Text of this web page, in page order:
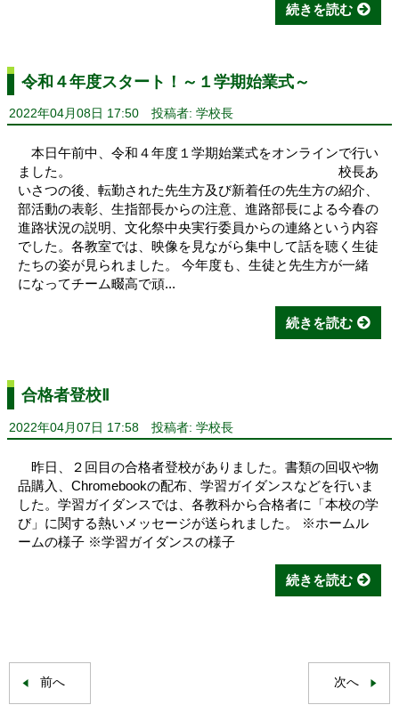
続きを読む
令和４年度スタート！～１学期始業式～
2022年04月08日 17:50 投稿者: 学校長
本日午前中、令和４年度１学期始業式をオンラインで行い
ました。 校長あ
いさつの後、転勤された先生方及び新着任の先生方の紹介、
部活動の表彰、生指部長からの注意、進路部長による今春の
進路状況の説明、文化祭中央実行委員からの連絡という内容
でした。各教室では、映像を見ながら集中して話を聴く生徒
たちの姿が見られました。 今年度も、生徒と先生方が一緒
になってチーム畷高で頑...
続きを読む
合格者登校Ⅱ
2022年04月07日 17:58 投稿者: 学校長
昨日、２回目の合格者登校がありました。書類の回収や物
品購入、Chromebookの配布、学習ガイダンスなどを行いま
した。学習ガイダンスでは、各教科から合格者に「本校の学
び」に関する熱いメッセージが送られました。 ※ホームル
ームの様子 ※学習ガイダンスの様子
続きを読む
前へ 次へ